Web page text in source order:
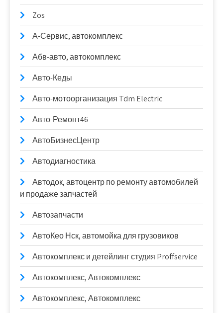
Zos
А-Сервис, автокомплекс
Абв-авто, автокомплекс
Авто-Кеды
Авто-мотоорганизация Tdm Electric
Авто-Ремонт46
АвтоБизнесЦентр
Автодиагностика
Автодок, автоцентр по ремонту автомобилей
и продаже запчастей
Автозапчасти
АвтоКео Нск, автомойка для грузовиков
Автокомплекс и детейлинг студия Proffservice
Автокомплекс, Автокомплекс
Автокомплекс, Автокомплекс